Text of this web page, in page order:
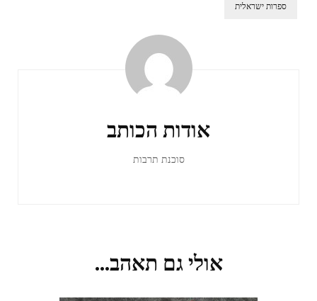
ספרות ישראלית
אודות הכותב
סוכנת תרבות
אולי גם תאהב...